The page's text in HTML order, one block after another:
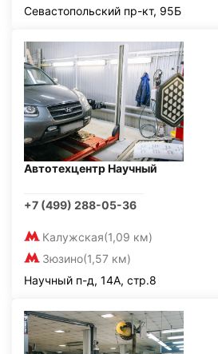
Севастопольский пр-кт, 95Б
Автотехцентр Научный
+7 (499) 288-05-36
Калужская(1,09 км)
Зюзино(1,57 км)
Научный п-д, 14А, стр.8